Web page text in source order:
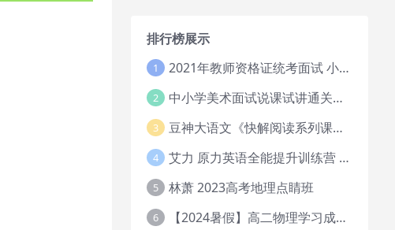
排行榜展示
1 2021年教师资格证统考面试 小学教资资料试讲+答辩
2 中小学美术面试说课试讲通关班14讲（辅助资料第一套）
3 豆神大语文《快解阅读系列课教程完整》
4 艾力 原力英语全能提升训练营 151G网课大合集
5 林萧 2023高考地理点睛班
6 【2024暑假】高二物理学习成长与规划系统1期